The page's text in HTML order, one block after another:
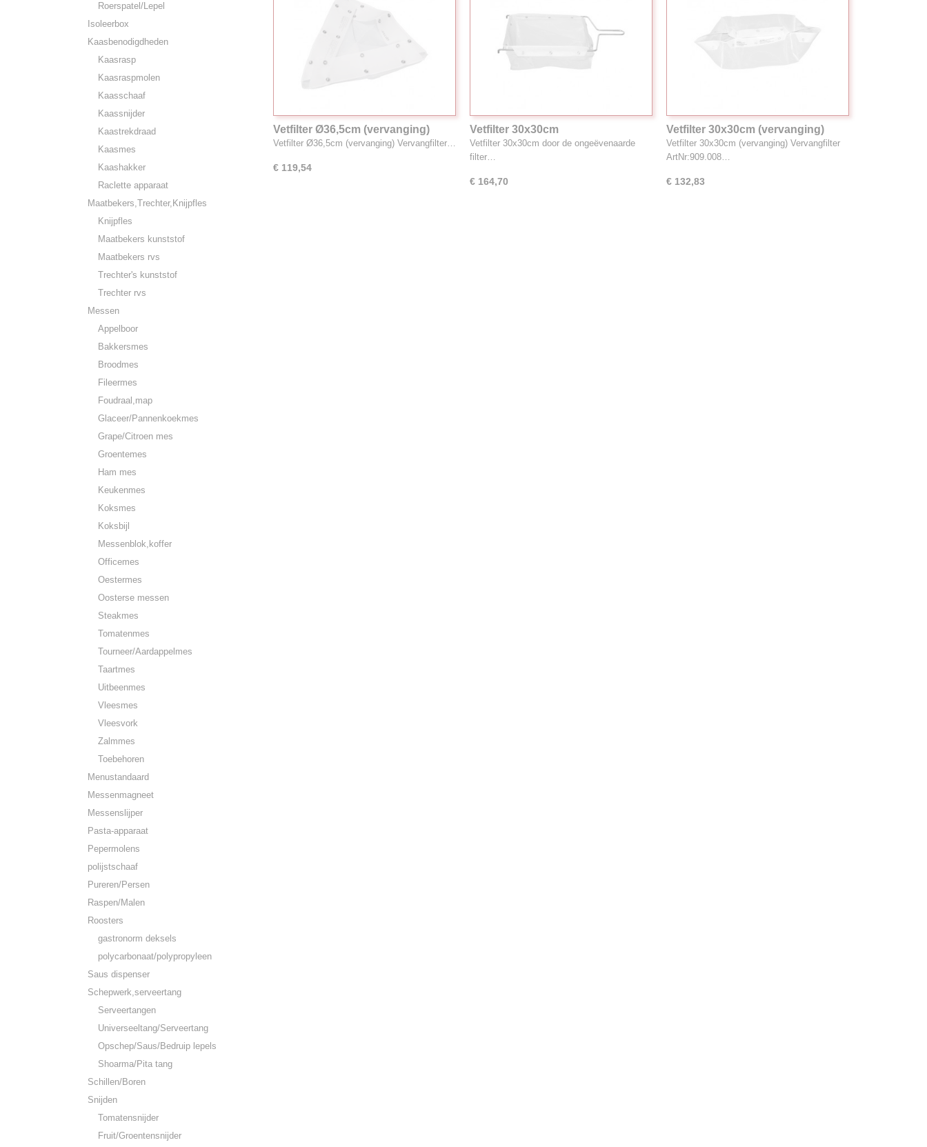
Roerspatel/Lepel
Isoleerbox
Kaasbenodigdheden
Kaasrasp
Kaasraspmolen
Kaasschaaf
Kaassnijder
Kaastrekdraad
Kaasmes
Kaashakker
Raclette apparaat
Maatbekers,Trechter,Knijpfles
Knijpfles
Maatbekers kunststof
Maatbekers rvs
Trechter's kunststof
Trechter rvs
Messen
Appelboor
Bakkersmes
Broodmes
Fileermes
Foudraal,map
Glaceer/Pannenkoekmes
Grape/Citroen mes
Groentemes
Ham mes
Keukenmes
Koksmes
Koksbijl
Messenblok,koffer
Officemes
Oestermes
Oosterse messen
Steakmes
Tomatenmes
Tourneer/Aardappelmes
Taartmes
Uitbeenmes
Vleesmes
Vleesvork
Zalmmes
Toebehoren
Menustandaard
Messenmagneet
Messenslijper
Pasta-apparaat
Pepermolens
polijstschaaf
Pureren/Persen
Raspen/Malen
Roosters
gastronorm deksels
polycarbonaat/polypropyleen
Saus dispenser
Schepwerk,serveertang
Serveertangen
Universeeltang/Serveertang
Opschep/Saus/Bedruip lepels
Shoarma/Pita tang
Schillen/Boren
Snijden
Tomatensnijder
Fruit/Groentensnijder
Vetfilter Ø36,5cm (vervanging)
Vetfilter Ø36,5cm (vervanging) Vervangfilter…
€ 119,54
Vetfilter 30x30cm
Vetfilter 30x30cm door de ongeëvenaarde
filter…
€ 164,70
Vetfilter 30x30cm (vervanging)
Vetfilter 30x30cm (vervanging) Vervangfilter
ArtNr:909.008…
€ 132,83